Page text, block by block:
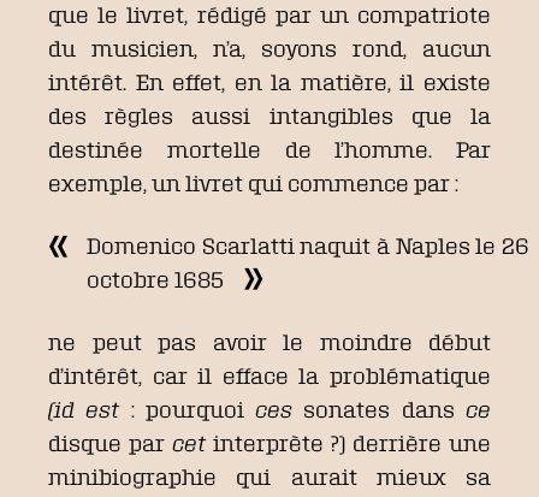
que le livret, rédigé par un compatriote
du musicien, n’a, soyons rond, aucun
intérêt. En effet, en la matière, il existe
des règles aussi intangibles que la
destinée mortelle de l’homme. Par
exemple, un livret qui commence par :
Domenico Scarlatti naquit à Naples le 26
octobre 1685
ne peut pas avoir le moindre début
d’intérêt, car il efface la problématique
(id est: pourquoices sonates dansce
disque par cetinterprète ?) derrière une
minibiographie qui aurait mieux sa